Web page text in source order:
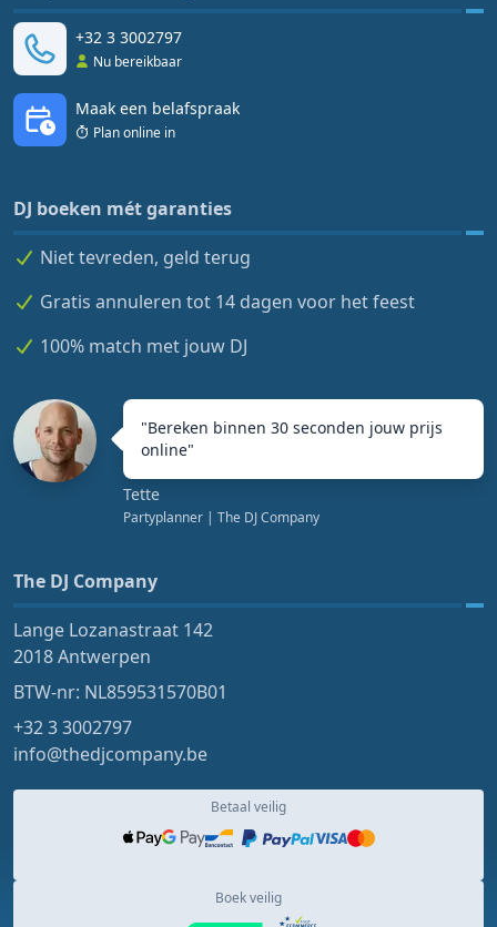
+32 3 3002797
Nu bereikbaar
Maak een belafspraak
Plan online in
DJ boeken mét garanties
Niet tevreden, geld terug
Gratis annuleren tot 14 dagen voor het feest
100% match met jouw DJ
"Bereken binnen 30 seconden jouw prijs
online"
Tette
Partyplanner | The DJ Company
The DJ Company
Lange Lozanastraat 142
2018 Antwerpen
BTW-nr: NL859531570B01
+32 3 3002797
info@thedjcompany.be
Betaal veilig
Boek veilig